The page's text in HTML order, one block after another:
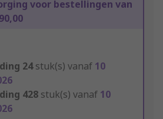
voor bestellingen van
24stuk(s) vanaf 10
428 stuk(s) vanaf 10